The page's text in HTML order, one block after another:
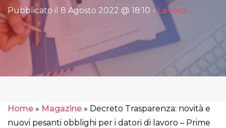
Pubblicato il 8 Agosto 2022 @ 18:10 -Lavoro
Home » Magazine » Decreto Trasparenza: novità e
nuovi pesanti obblighi per i datori di lavoro – Prime